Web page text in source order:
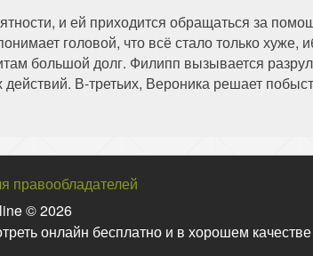
и ей приходится обращаться за
головой, что всё стало только хуже,
большой долг. Филипп вызывается
В-третьих, Вероника решает
правообладателей
© 2026
онлайн бесплатно и в хорошем качестве